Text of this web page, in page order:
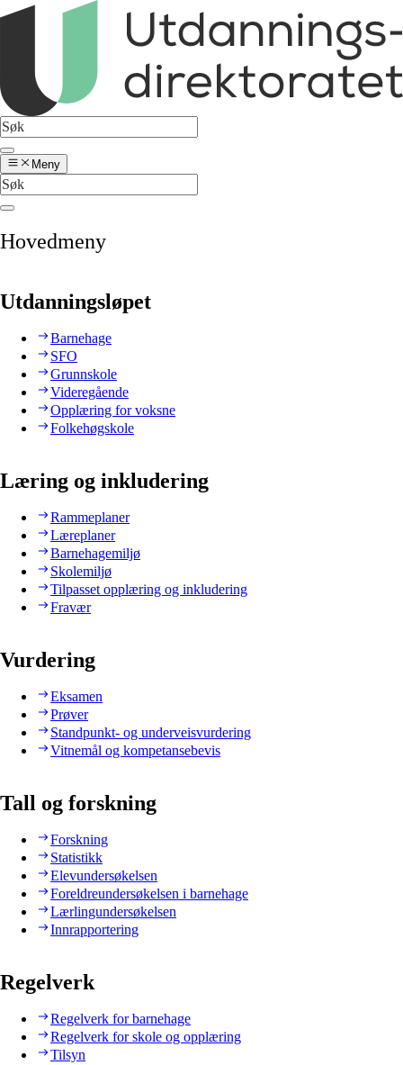
Meny
Hovedmeny
Utdanningsløpet
Barnehage
SFO
Grunnskole
Videregående
Opplæring for voksne
Folkehøgskole
Læring og inkludering
Rammeplaner
Læreplaner
Barnehagemiljø
Skolemiljø
Tilpasset opplæring og inkludering
Fravær
Vurdering
Eksamen
Prøver
Standpunkt- og underveisvurdering
Vitnemål og kompetansebevis
Tall og forskning
Forskning
Statistikk
Elevundersøkelsen
Foreldreundersøkelsen i barnehage
Lærlingundersøkelsen
Innrapportering
Regelverk
Regelverk for barnehage
Regelverk for skole og opplæring
Tilsyn